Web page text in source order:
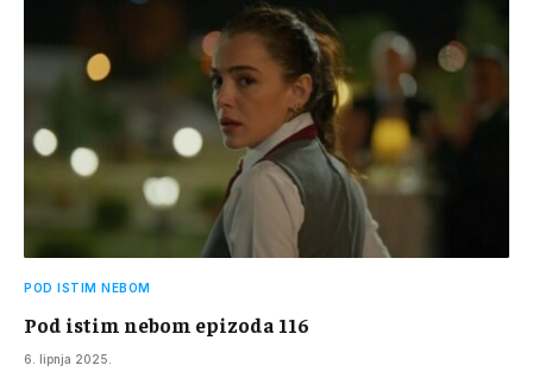
POD ISTIM NEBOM
Pod istim nebom epizoda 116
6. lipnja 2025.